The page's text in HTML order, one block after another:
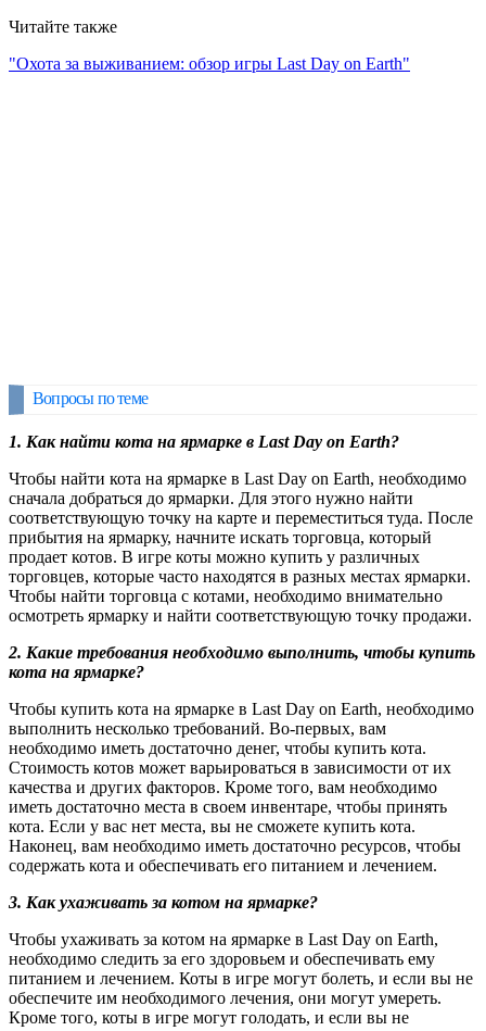
Читайте также
"Охота за выживанием: обзор игры Last Day on Earth"
Вопросы по теме
1. Как найти кота на ярмарке в Last Day on Earth?
Чтобы найти кота на ярмарке в Last Day on Earth, необходимо
сначала добраться до ярмарки. Для этого нужно найти
соответствующую точку на карте и переместиться туда. После
прибытия на ярмарку, начните искать торговца, который
продает котов. В игре коты можно купить у различных
торговцев, которые часто находятся в разных местах ярмарки.
Чтобы найти торговца с котами, необходимо внимательно
осмотреть ярмарку и найти соответствующую точку продажи.
2. Какие требования необходимо выполнить, чтобы купить
кота на ярмарке?
Чтобы купить кота на ярмарке в Last Day on Earth, необходимо
выполнить несколько требований. Во-первых, вам
необходимо иметь достаточно денег, чтобы купить кота.
Стоимость котов может варьироваться в зависимости от их
качества и других факторов. Кроме того, вам необходимо
иметь достаточно места в своем инвентаре, чтобы принять
кота. Если у вас нет места, вы не сможете купить кота.
Наконец, вам необходимо иметь достаточно ресурсов, чтобы
содержать кота и обеспечивать его питанием и лечением.
3. Как ухаживать за котом на ярмарке?
Чтобы ухаживать за котом на ярмарке в Last Day on Earth,
необходимо следить за его здоровьем и обеспечивать ему
питанием и лечением. Коты в игре могут болеть, и если вы не
обеспечите им необходимого лечения, они могут умереть.
Кроме того, коты в игре могут голодать, и если вы не